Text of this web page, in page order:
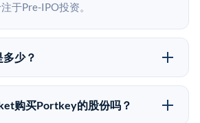
于Pre-IPO投资。
少？
价，因为它是一家私有公司。最近的
一轮融资。 二级市场上的Pre-IPO
购买Portkey的股份吗？